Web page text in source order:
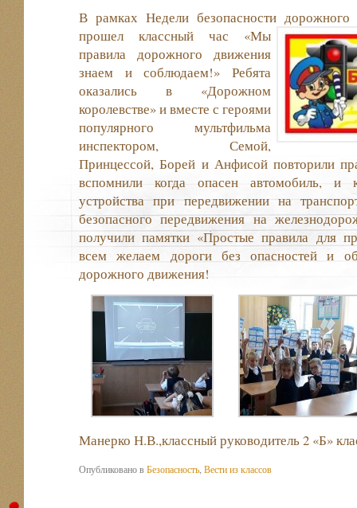
В рамках Недели безопасности
прошел классный час «Мы
правила дорожного движения
знаем и соблюдаем!» Ребята
оказались в «Дорожном
королевстве» и вместе с героями
популярного мультфильма
инспектором, Семой,
Принцессой, Борей и Анфисой повторили
вспомнили когда опасен автомобиль,
устройства при передвижении на
безопасного передвижения на
получили памятки «Простые правила для
всем желаем дороги без опасностей и
дорожного движения!
Манерко Н.В.,классный руководитель 2 «Б»
Опубликовано вБезопасность Вести из классов